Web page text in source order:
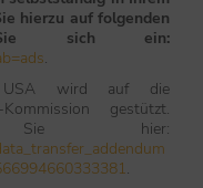
hierzu auf folgenden
sich ein:
.
USA wird auf die
gestützt.
Sie hier:
.